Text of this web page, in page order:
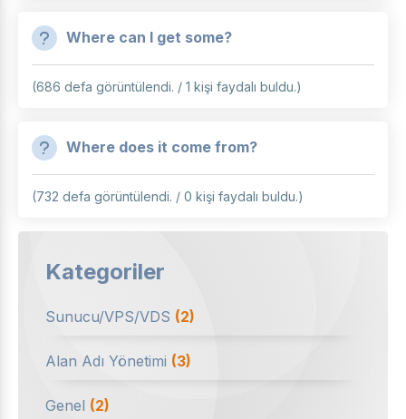
Where can I get some?
(686 defa görüntülendi. / 1 kişi faydalı buldu.)
Where does it come from?
(732 defa görüntülendi. / 0 kişi faydalı buldu.)
Kategoriler
Sunucu/VPS/VDS (2)
Alan Adı Yönetimi (3)
Genel (2)